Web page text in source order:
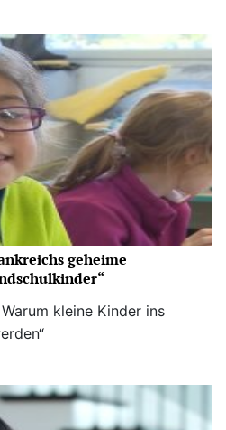
geheime
kleine Kinder ins